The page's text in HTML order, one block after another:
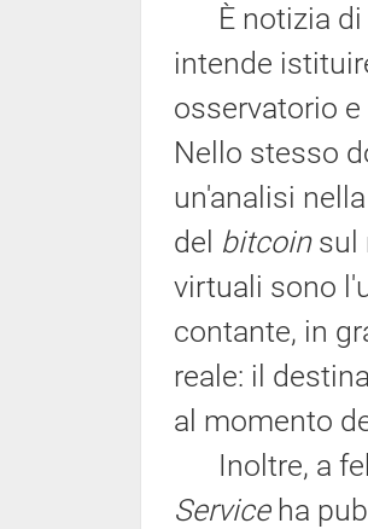
È notizia di
intende
osservatorio
Nello stesso
un'analisi
del bitcoinsul
virtuali sono
contante, in
reale: il
al momento
Inoltre, a
Serviceha